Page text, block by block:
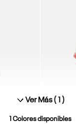
Ver Más ( 1)
Colores disponibles